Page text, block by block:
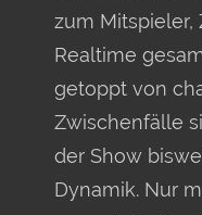
zum Mitspieler,
Realtime
getoppt von
Zwischenfälle
der Show
Dynamik. Nur